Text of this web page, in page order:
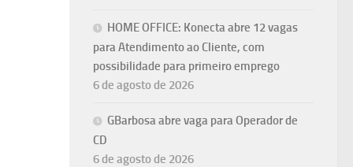
HOME OFFICE: Konecta abre 12 vagas
para Atendimento ao Cliente, com
possibilidade para primeiro emprego
6 de agosto de 2026
GBarbosa abre vaga para Operador de
CD
6 de agosto de 2026